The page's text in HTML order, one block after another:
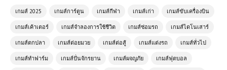
เกมส์ 2025 เกมส์การ์ตูน เกมส์กีฬา เกมส์เก่า เกมส์ขับเครื่องบิน
เกมส์เค้าเตอร์ เกมส์จำลองการใช้ชีวิต เกมส์ซ่อมรถ เกมส์ไดโนเสาร์
เกมส์ตกปลา เกมส์ต่อยมวย เกมส์ต่อสู้ เกมส์แต่งรถ เกมส์ทั่วไป
เกมส์ทำฟาร์ม เกมส์ปั่นจักรยาน เกมส์ผจญภัย เกมส์ฟุตบอล
เมืองแห่งความเหนื่อยล้า